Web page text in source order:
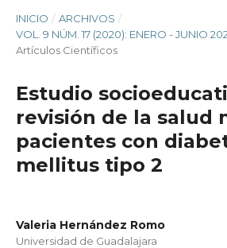
INICIO / ARCHIVOS /
VOL. 9 NÚM. 17 (2020): ENERO - JUNIO
Artículos Científicos
Estudio
revisión de la salud
pacientes con
mellitus tipo 2
Valeria Hernández Romo
Universidad de Guadalajara